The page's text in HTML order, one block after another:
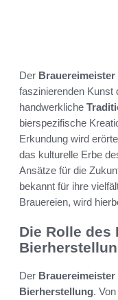
Der Brauereimeister
faszinierenden Kunst
handwerkliche
bierspezifische
Erkundung wird
das kulturelle Erbe
Ansätze für die
bekannt für ihre
Brauereien, wird
Die Rolle des
Der Brauereimeister
Bierherstellung.